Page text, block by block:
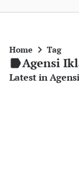
Home Tag
Agensi
Latest in